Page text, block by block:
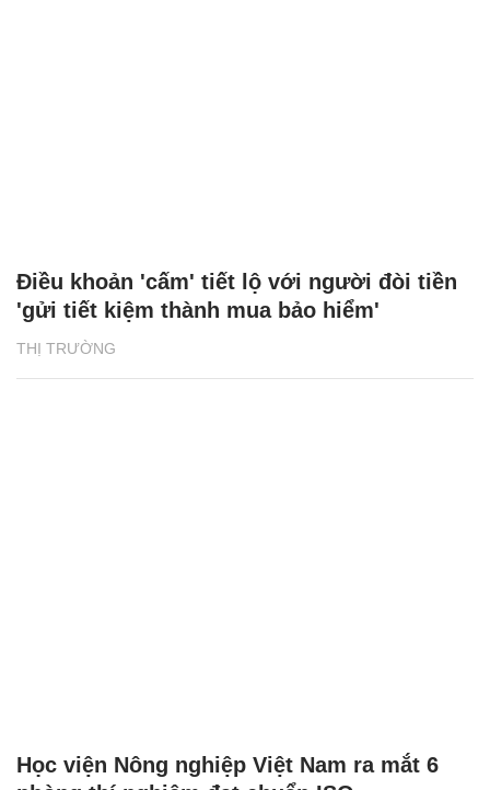
THỊ TRƯỜNG
Điều khoản 'cấm' tiết lộ với người đòi tiền
'gửi tiết kiệm thành mua bảo hiểm'
Học viện Nông nghiệp Việt Nam ra mắt 6